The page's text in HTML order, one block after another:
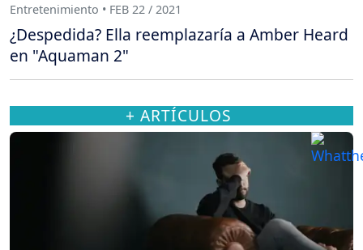
Entretenimiento • FEB 22 / 2021
¿Despedida? Ella reemplazaría a Amber Heard
en "Aquaman 2"
+ ARTÍCULOS